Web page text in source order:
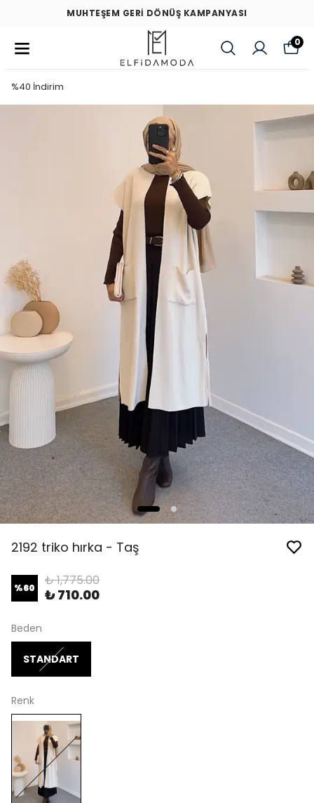
MUHTEŞEM GERİ DÖNÜŞ KAMPANYASI
0
%40 İndirim
2192 triko hırka - Taş
%60 ₺ 1,775.00
₺ 710.00
Beden
STANDART
Renk